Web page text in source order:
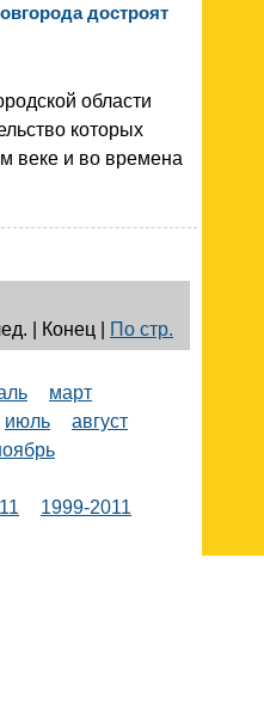
достроят
области
которых
веке и во времена
| Конец По стр.
март
июль
август
1999-2011